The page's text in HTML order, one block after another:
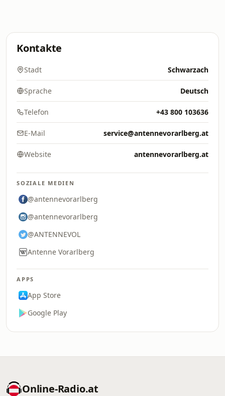
Kontakte
Stadt Schwarzach
Sprache Deutsch
Telefon +43 800 103636
E-Mail service@antennevorarlberg.at
Website antennevorarlberg.at
SOZIALE MEDIEN
@antennevorarlberg
@antennevorarlberg
@ANTENNEVOL
Antenne Vorarlberg
APPS
App Store
Google Play
Online‑Radio.at